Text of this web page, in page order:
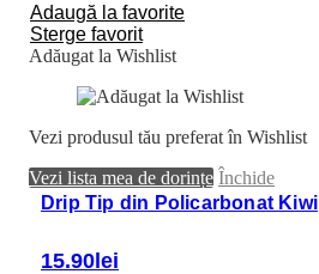
Adaugă la favorite
Sterge favorit
Adăugat la Wishlist
Vezi produsul tău preferat în Wishlist
Vezi lista mea de dorințe Închide
Drip Tip din Policarbonat Kiwi
15.90lei